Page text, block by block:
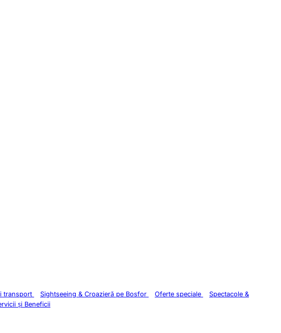
transport Sightseeing & Croazieră pe Bosfor Oferte speciale
Spectacole &
și Beneficii